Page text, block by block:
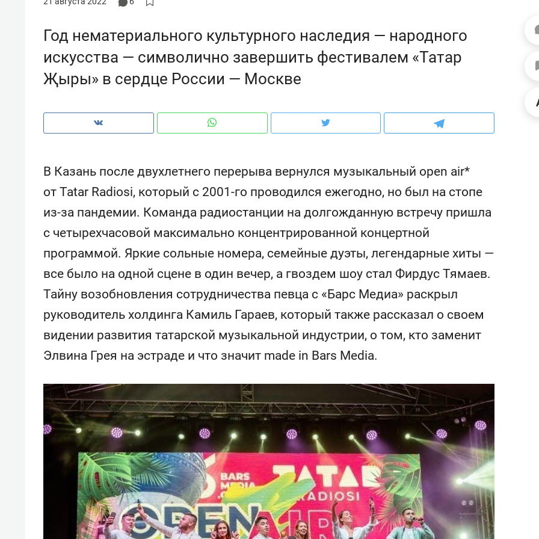
Год нематериального культурного наследия — народного
искусства — символично завершить фестивалем «Татар
Җыры» в сердце России — Москве
В Казань после двухлетнего перерыва вернулся музыкальный open air*
от Tatar Radiosi, который с 2001-го проводился ежегодно, но был на стопе
из-за пандемии. Команда радиостанции на долгожданную встречу пришла
с четырехчасовой максимально концентрированной концертной
программой. Яркие сольные номера, семейные дуэты, легендарные хиты —
все было на одной сцене в один вечер, а гвоздем шоу стал Фирдус Тямаев.
Тайну возобновления сотрудничества певца с «Барс Медиа» раскрыл
руководитель холдинга Камиль Гараев, который также рассказал о своем
видении развития татарской музыкальной индустрии, о том, кто заменит
Элвина Грея на эстраде и что значит made in Bars Media.
Рекомендуем
Оставить шум за волной: как
строят тишину в казанском
ЖК «Заря»
Рекомендуем
Психотерапевт «Фороса»:
«Директорский невроз» –
когда человек не считает
свою сверхнагрузку
стрессом»
Рекомендуем
Дизайнер-прораб
Наседкина: «Ремонт
с мебелью за 2
для меня это